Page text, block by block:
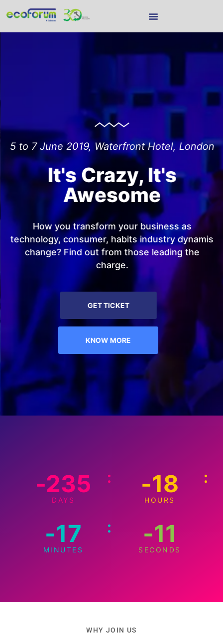
5 to 7 June 2019, Waterfront Hotel, London
It's Crazy, It's
Awesome
How you transform your business as
technology, consumer, habits industry dynamis
change? Find out from those leading the
charge.
GET TICKET
KNOW MORE
-235
DAYS
: -18
HOURS
:
-17
MINUTES
: -11
SECONDS
WHY JOIN US